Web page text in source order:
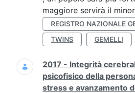
maggiore servirà il
REGISTRO NAZIONALE
TWINS
GEMELLI
2017 - Integrità
psicofisico della
stress e avanzamento